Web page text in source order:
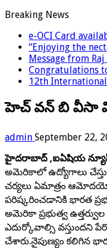
Breaking News
e-OCI Card
“Enjoying the
Message from
Congratulations
12th
హెచ్ వన్ బి వీసా
admin September 22,
హైదరాబాద్ ,ఐఏషియ
అమెరికాలో ఉద్యోగాలు
చర్యలు ఏమాత్రం
పరిష్కరించడానికి భారత
అమెరికా ప్రభుత్వ
ఎదుర్కోవాల్సి వస్తుందని
చేశారు.నైపుణ్యం కలిగిన